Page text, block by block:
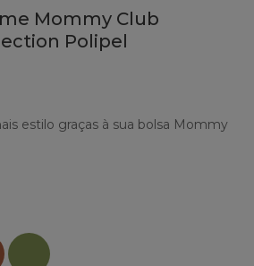
Mommy Club
Polipel
estilo graças à sua bolsa Mommy